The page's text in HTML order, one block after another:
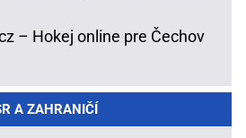
– Hokej online pre Čechov
A ZAHRANIČÍ